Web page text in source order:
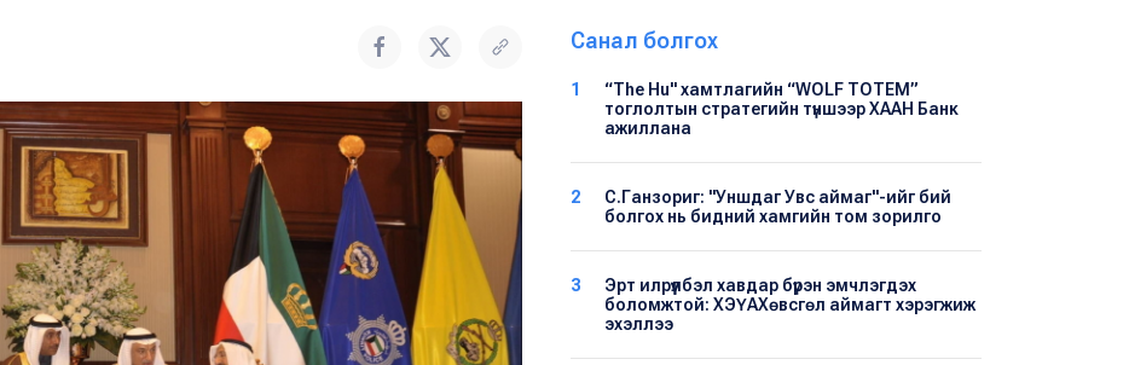
Санал болгох
1
“The Hu" хамтлагийн “WOLF TOTEM”
тоглолтын стратегийн түншээр ХААН Банк
ажиллана
2
С.Ганзориг: "Уншдаг Увс аймаг"-ийг бий
болгох нь бидний хамгийн том зорилго
3
Эрт илрүүлбэл хавдар бүрэн эмчлэгдэх
боломжтой: ХЭҮА​Хөвсгөл аймагт хэрэгжиж
эхэллээ